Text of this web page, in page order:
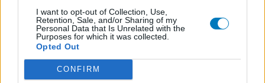
I want to opt-out of Collection, Use,
Retention, Sale, and/or Sharing of my
Personal Data that Is Unrelated with the
Purposes for which it was collected.
Opted Out
CONFIRM
Mirena
20.05.2022 | Frau | 44
Plastik-IUP mit Levonorgestrel
Menstruationsbeschwerden